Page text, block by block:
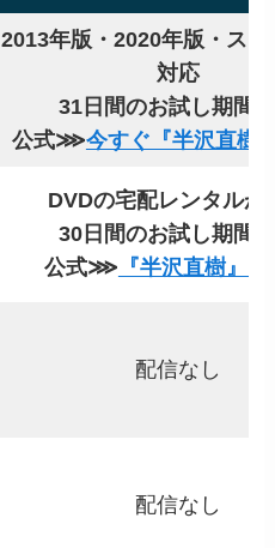
2013年版・2020年版・スピ
対応
31日間のお試し期間
公式⋙今すぐ『半沢直樹
DVDの宅配レンタルが
30日間のお試し期間
公式⋙ 『半沢直樹』
配信なし
配信なし